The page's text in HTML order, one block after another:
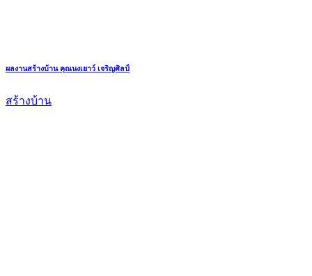
ผลงานสร้างบ้าน คุณนงเยาว์ เจริญศิลป์
สร้างบ้าน